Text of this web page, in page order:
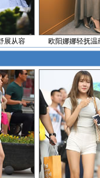
展从容 欧阳娜娜轻抚温